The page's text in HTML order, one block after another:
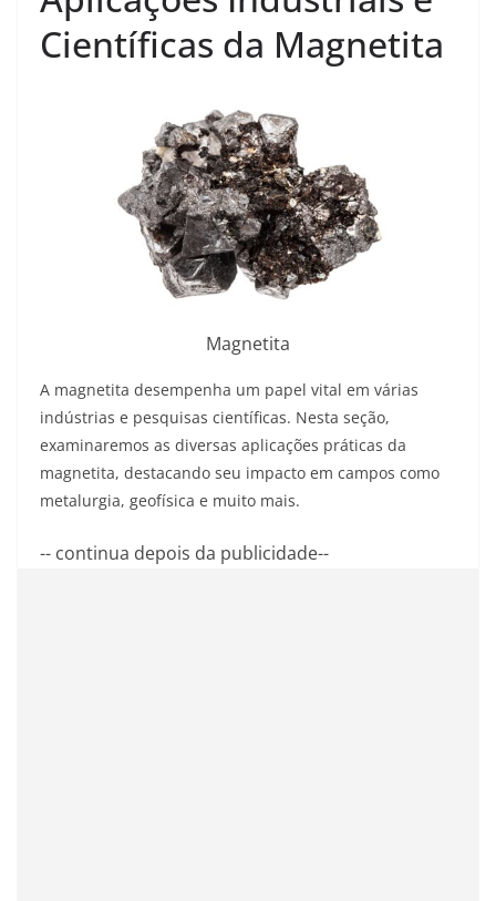
Científicas da Magnetita
Magnetita
A magnetita desempenha um papel vital em várias
indústrias e pesquisas científicas. Nesta seção,
examinaremos as diversas aplicações práticas da
magnetita, destacando seu impacto em campos como
metalurgia, geofísica e muito mais.
-- continua depois da publicidade--